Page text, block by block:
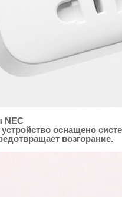
NEC
оснащено
возгорание.